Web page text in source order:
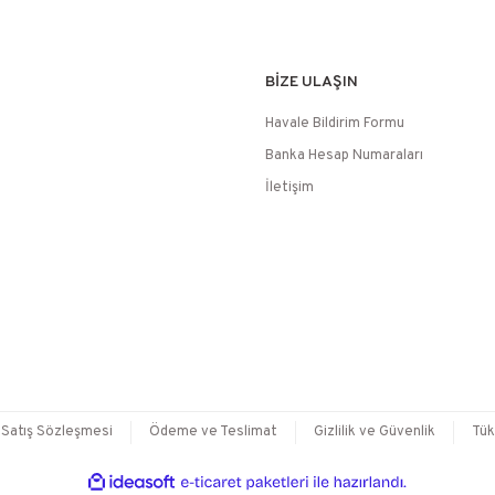
BİZE ULAŞIN
Havale Bildirim Formu
Banka Hesap Numaraları
İletişim
Sözleşmesi Ödeme ve Teslimat Gizlilik ve Güvenlik
ideasoft
e-